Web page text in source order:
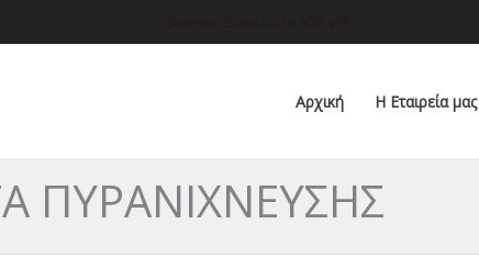
Αρχική Η Εταιρεία μας
ΠΥΡΑΝΙΧΝΕΥΣΗΣ